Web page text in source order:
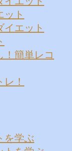
ト
エット
簡単レコ
！
を学ぶ